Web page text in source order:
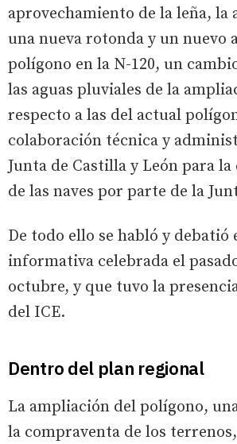
aprovechamiento de la leña, la
una nueva rotonda y un nuevo
polígono en la N-120, un
las aguas pluviales de la
respecto a las del actual
colaboración técnica y
Junta de Castilla y León para
de las naves por parte de la
De todo ello se habló y debatió
informativa celebrada el
octubre, y que tuvo la
del ICE.
Dentro del plan regional
La ampliación del polígono,
la compraventa de los